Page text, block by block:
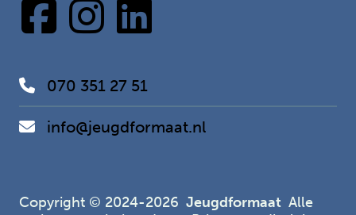
070 351 27 51
info@jeugdformaat.nl
Copyright © 2024-2026 Jeugdformaat Alle